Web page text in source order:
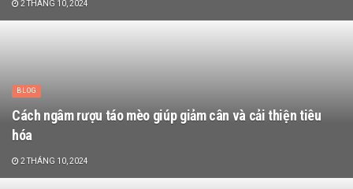
2 THÁNG 10, 2024
BLOG
Cách ngâm rượu táo mèo giúp giảm cân và cải thiện tiêu
hóa
2 THÁNG 10, 2024